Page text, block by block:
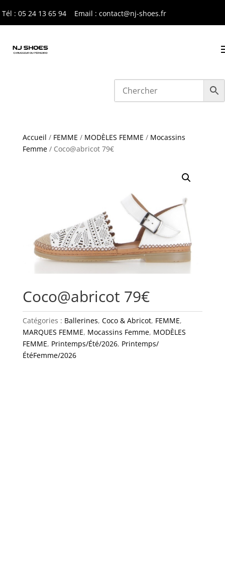
Tél : 05 24 13 65 94 Email : contact@nj-shoes.fr
Accueil / FEMME / MODÈLES FEMME / Mocassins
Femme/ Coco@abricot 79€
Coco@abricot 79€
Catégories : Ballerines, Coco & Abricot, FEMME,
MARQUES FEMME, Mocassins Femme, MODÈLES
FEMME, Printemps/Été/2026, Printemps/
ÉtéFemme/2026